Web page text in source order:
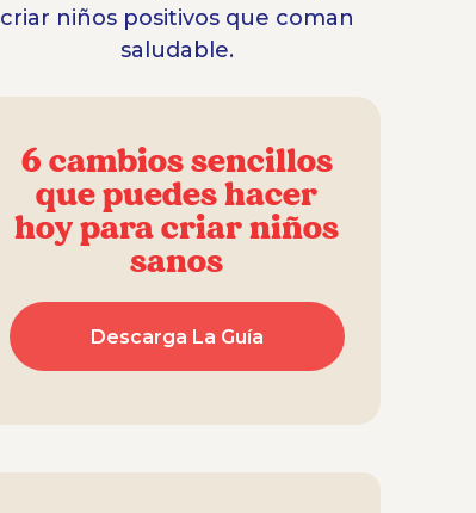
criar niños positivos que coman
saludable.
6 cambios sencillos
que puedes hacer
hoy para criar niños
sanos